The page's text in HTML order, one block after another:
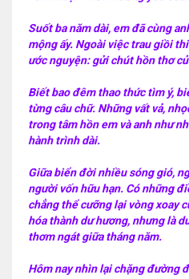
Suốt ba năm dài, em đã cùng
mộng ấy. Ngoài việc trau giồi
ước nguyện: gửi chút hồn thơ
Biết bao đêm thao thức tìm ý,
từng câu chữ. Những vất vả,
trong tâm hồn em và anh như
hành trình dài.
Giữa biển đời nhiều sóng gió,
người vốn hữu hạn. Có những
chẳng thể cưỡng lại vòng xoay
hóa thành dư hương, nhưng là
thơm ngát giữa tháng năm.
Hôm nay nhìn lại chặng đường